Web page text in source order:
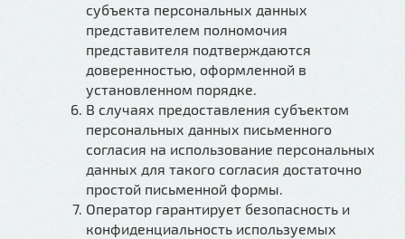
субъекта персональных данных
представителем полномочия
представителя подтверждаются
доверенностью, оформленной в
установленном порядке.
В случаях предоставления субъектом
персональных данных письменного
согласия на использование персональных
данных для такого согласия достаточно
простой письменной формы.
Оператор гарантирует безопасность и
конфиденциальность используемых